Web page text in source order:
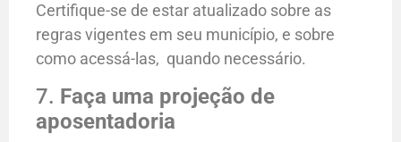
Certifique-se de estar atualizado sobre as
regras vigentes em seu município, e sobre
como acessá-las, quando necessário.
7. Faça uma projeção de
aposentadoria